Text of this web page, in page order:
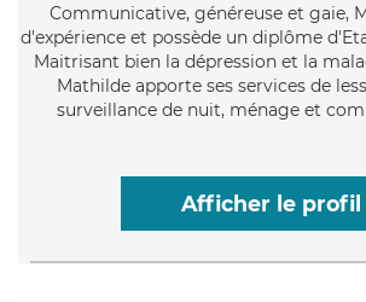
Communicative, généreuse et gaie,
d'expérience et possède un diplôme
Maitrisant bien la dépression et la
Mathilde apporte ses services de
surveillance de nuit, ménage et
Afficher le profil